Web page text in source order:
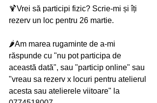
🍹Vrei să participi fizic? Scrie-mi și îți
rezerv un loc pentru 26 martie.
🌶️Am marea rugaminte de a-mi
răspunde cu "nu pot participa de
această dată", sau "particip online" sau
"vreau sa rezerv x locuri pentru atelierul
acesta sau atelierele viitoare" la